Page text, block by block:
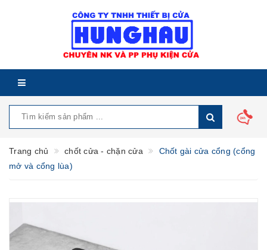
Trang chủ chốt cửa - chặn cửa
Chốt gài cửa cổng (cổng
mở và cổng lùa)